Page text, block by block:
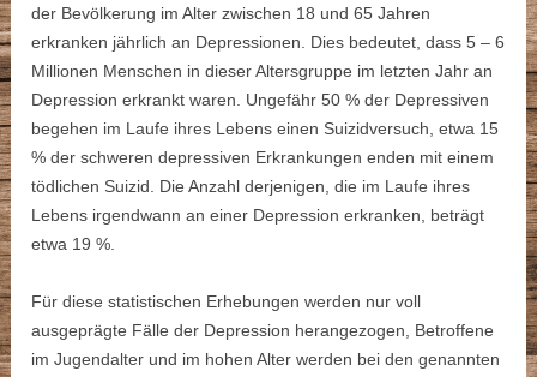
der Bevölkerung im Alter zwischen 18 und 65 Jahren
erkranken jährlich an Depressionen. Dies bedeutet, dass 5 – 6
Millionen Menschen in dieser Altersgruppe im letzten Jahr an
Depression erkrankt waren. Ungefähr 50 % der Depressiven
begehen im Laufe ihres Lebens einen Suizidversuch, etwa 15
% der schweren depressiven Erkrankungen enden mit einem
tödlichen Suizid. Die Anzahl derjenigen, die im Laufe ihres
Lebens irgendwann an einer Depression erkranken, beträgt
etwa 19 %.
Für diese statistischen Erhebungen werden nur voll
ausgeprägte Fälle der Depression herangezogen, Betroffene
im Jugendalter und im hohen Alter werden bei den genannten